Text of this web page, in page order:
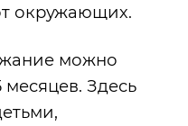
окружающих.
можно
месяцев. Здесь